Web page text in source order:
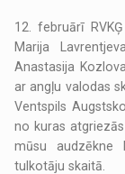
12. februārī
Marija
Anastasija
ar angļu valodas
Ventspils
no kuras
mūsu audzēkne
tulkotāju skaitā.